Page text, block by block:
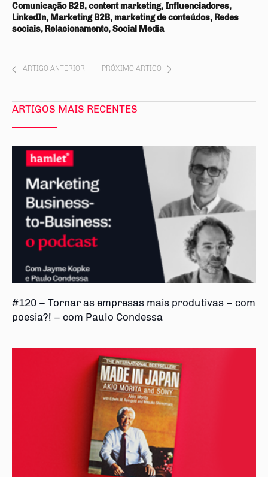
Comunicação B2B, content marketing, Influenciadores,
LinkedIn, Marketing B2B, marketing de conteúdos, Redes
sociais, Relacionamento, Social Media
ARTIGO ANTERIOR PRÓXIMO ARTIGO
ARTIGOS MAIS RECENTES
#120 – Tornar as empresas mais produtivas – com
poesia?! – com Paulo Condessa